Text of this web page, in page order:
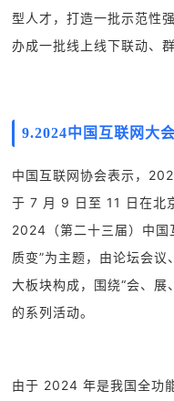
型人才，打造一批示范性
办成一批线上线下联动、
9.2024中国互联网大
中国互联网协会表示，
于 7 月 9 日至 11 日在北
2024（第二十三届）中国
质变”为主题，由论坛会
大板块构成，围绕“会、展
的系列活动。
由于 2024 年是我国全功